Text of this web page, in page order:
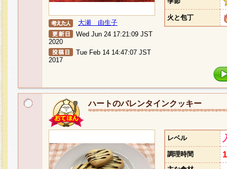
大瀬 由生子
Wed Jun 24 17:21:09 JST
2020
Tue Feb 14 14:47:07 JST
2017
火と包丁
ハートのバレンタインクッキー
レベル
調理時間